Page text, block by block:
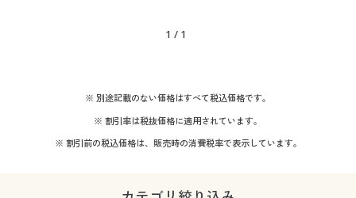
カタログ・チラシからのご注文
デジタルカタログ
素材
レザー
テイスト
1 / 1
※ 別途記載のない価格はすべて税込価格です。
※ 割引率は税抜価格に適用されています。
※ 割引前の税込価格は、販売時の消費税率で表示しています。